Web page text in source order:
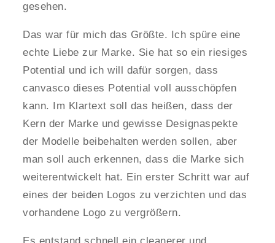
gesehen.
Das war für mich das Größte. Ich spüre eine
echte Liebe zur Marke. Sie hat so ein riesiges
Potential und ich will dafür sorgen, dass
canvasco dieses Potential voll ausschöpfen
kann. Im Klartext soll das heißen, dass der
Kern der Marke und gewisse Designaspekte
der Modelle beibehalten werden sollen, aber
man soll auch erkennen, dass die Marke sich
weiterentwickelt hat. Ein erster Schritt war auf
eines der beiden Logos zu verzichten und das
vorhandene Logo zu vergrößern.